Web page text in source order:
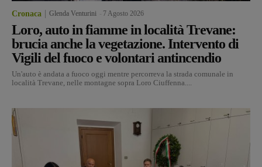
Cronaca Glenda Venturini 7 Agosto 2026
Loro, auto in fiamme in località Trevane:
brucia anche la vegetazione. Intervento di
Vigili del fuoco e volontari antincendio
Un'auto è andata a fuoco oggi mentre percorreva la strada comunale in
località Trevane, nelle montagne sopra Loro Ciuffenna....